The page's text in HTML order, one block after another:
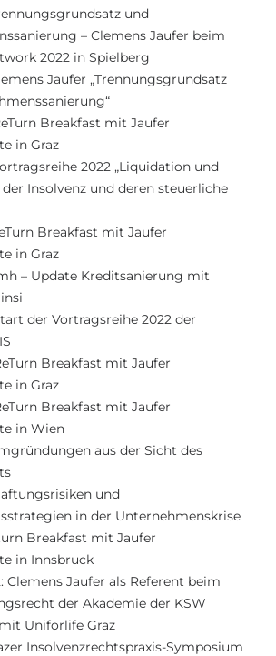
und
– Clemens Jaufer beim
2022 in Spielberg
Jaufer „Trennungsgrundsatz
Breakfast mit Jaufer
in Graz
2022 „Liquidation und
Insolvenz und deren steuerliche
Breakfast mit Jaufer
in Graz
– Update Kreditsanierung mit
der Vortragsreihe 2022 der
Breakfast mit Jaufer
in Graz
Breakfast mit Jaufer
in Wien
aus der Sicht des
und
in der Unternehmenskrise
Breakfast mit Jaufer
in Innsbruck
Clemens Jaufer als Referent beim
der Akademie der KSW
Uniforlife Graz
Insolvenzrechtspraxis-Symposium